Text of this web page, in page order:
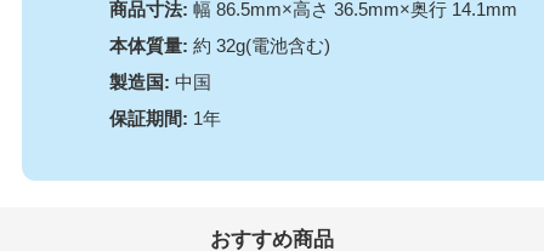
商品寸法: 幅 86.5mm×高さ 36.5mm×奥行 14.1mm
本体質量: 約 32g(電池含む)
製造国: 中国
保証期間: 1年
おすすめ商品